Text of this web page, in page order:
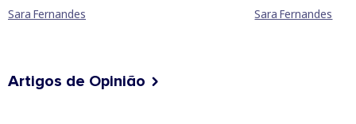
Sara Fernandes
Sara Fernandes
Artigos de Opinião